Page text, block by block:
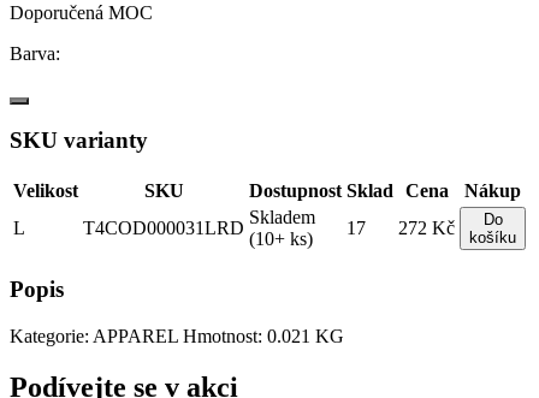
Doporučená MOC
Barva:
SKU varianty
Velikost SKU Dostupnost Sklad Cena
Nákup
L
T4COD000031LRD
Skladem
(10+ ks)
17 272 Kč
Do
košíku
Popis
Kategorie: APPAREL Hmotnost: 0.021 KG
Podívejte se v akci